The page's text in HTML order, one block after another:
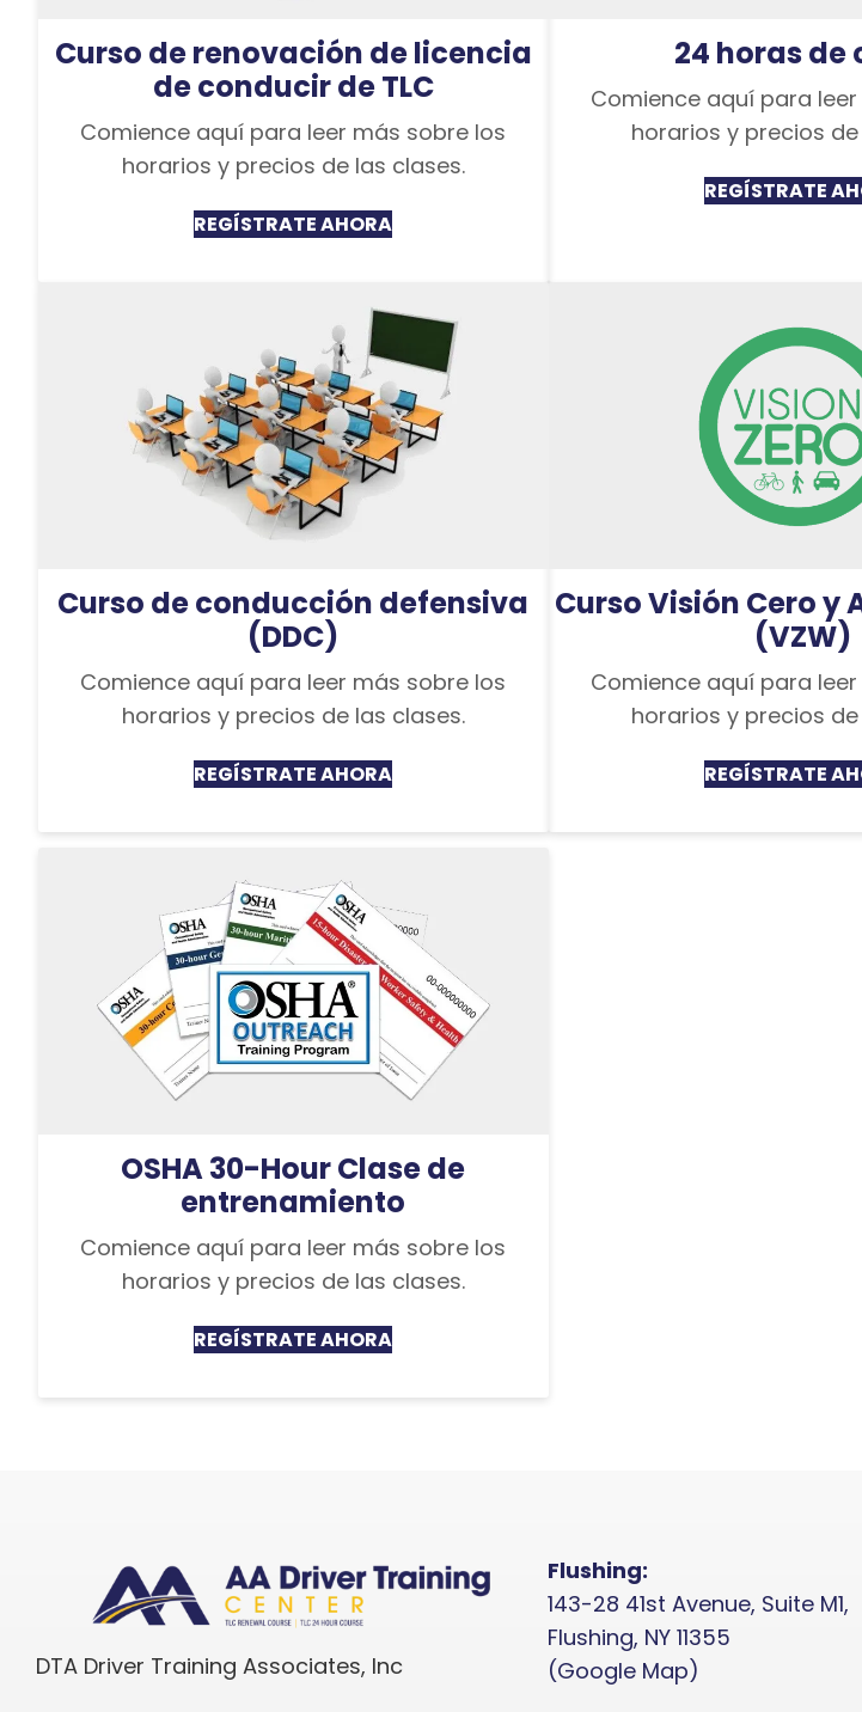
Curso de renovación de licencia
de conducir de TLC
Comience aquí para leer más sobre los
horarios y precios de las clases.
REGÍSTRATE AHORA
24 horas de
Comience aquí para
horarios y precios
REGÍSTRATE
Curso de conducción defensiva
(DDC)
Comience aquí para leer más sobre los
horarios y precios de las clases.
REGÍSTRATE AHORA
Curso Visión Cero y
(VZW)
Comience aquí para
horarios y precios
REGÍSTRATE
OSHA 30-Hour Clase de
entrenamiento
Comience aquí para leer más sobre los
horarios y precios de las clases.
REGÍSTRATE AHORA
DTA Driver Training Associates, Inc
Flushing:
143-28 41st Avenue, Suite M1,
Flushing, NY 11355
(Google Map)